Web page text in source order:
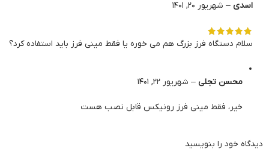
اسدی – شهریور 20, 1401
سلام دستگاه فرز بزرگ هم می خوره یا فقط مینی فرز باید استفاده کرد؟
محسن تجلی – شهریور 22, 1401
خیر، فقط مینی فرز رونیکس قابل نصب هست
دیدگاه خود را بنویسید